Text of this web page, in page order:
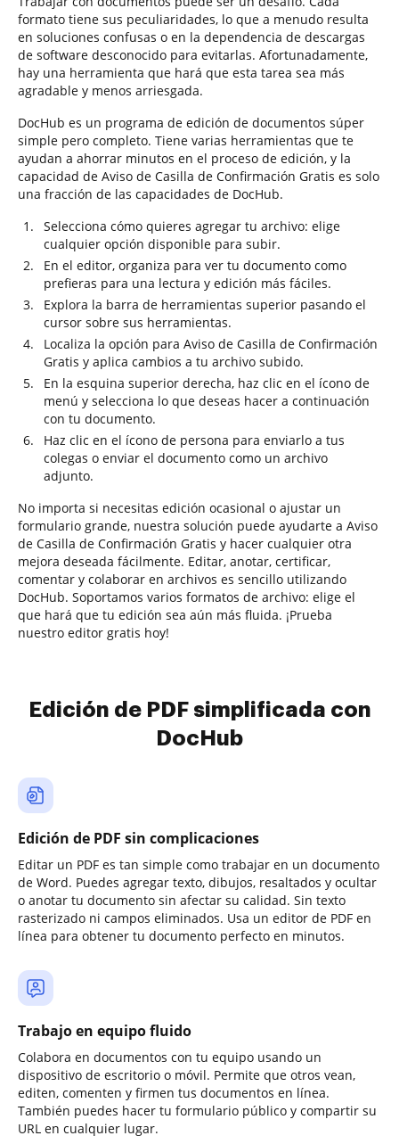
formato tiene sus peculiaridades, lo que a menudo resulta
en soluciones confusas o en la dependencia de descargas
de software desconocido para evitarlas. Afortunadamente,
hay una herramienta que hará que esta tarea sea más
agradable y menos arriesgada.
DocHub es un programa de edición de documentos súper
simple pero completo. Tiene varias herramientas que te
ayudan a ahorrar minutos en el proceso de edición, y la
capacidad de Aviso de Casilla de Confirmación Gratis es solo
una fracción de las capacidades de DocHub.
Selecciona cómo quieres agregar tu archivo: elige
cualquier opción disponible para subir.
En el editor, organiza para ver tu documento como
prefieras para una lectura y edición más fáciles.
Explora la barra de herramientas superior pasando el
cursor sobre sus herramientas.
Localiza la opción para Aviso de Casilla de Confirmación
Gratis y aplica cambios a tu archivo subido.
En la esquina superior derecha, haz clic en el ícono de
menú y selecciona lo que deseas hacer a continuación
con tu documento.
Haz clic en el ícono de persona para enviarlo a tus
colegas o enviar el documento como un archivo
adjunto.
No importa si necesitas edición ocasional o ajustar un
formulario grande, nuestra solución puede ayudarte a Aviso
de Casilla de Confirmación Gratis y hacer cualquier otra
mejora deseada fácilmente. Editar, anotar, certificar,
comentar y colaborar en archivos es sencillo utilizando
DocHub. Soportamos varios formatos de archivo: elige el
que hará que tu edición sea aún más fluida. ¡Prueba
nuestro editor gratis hoy!
Edición de PDF simplificada con
DocHub
Edición de PDF sin complicaciones
Editar un PDF es tan simple como trabajar en un documento
de Word. Puedes agregar texto, dibujos, resaltados y ocultar
o anotar tu documento sin afectar su calidad. Sin texto
rasterizado ni campos eliminados. Usa un editor de PDF en
línea para obtener tu documento perfecto en minutos.
Trabajo en equipo fluido
Colabora en documentos con tu equipo usando un
dispositivo de escritorio o móvil. Permite que otros vean,
editen, comenten y firmen tus documentos en línea.
También puedes hacer tu formulario público y compartir su
URL en cualquier lugar.